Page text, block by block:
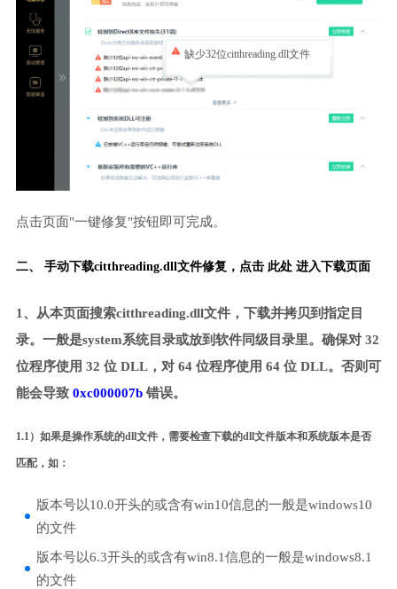
缺少32位citthreading.dll文件
点击页面"一键修复"按钮即可完成。
二、 手动下载citthreading.dll文件修复， 点击 此处 进入下载页面
1、从本页面搜索citthreading.dll文件，下载并拷贝到指定目
录。一般是system系统目录或放到软件同级目录里。确保对 32
位程序使用 32 位 DLL，对 64 位程序使用 64 位 DLL。否则可
能会导致 0xc000007b错误。
1.1）如果是操作系统的dll文件，需要检查下载的dll文件版本和系统版本是否
匹配，如：
版本号以10.0开头的或含有win10信息的一般是windows10
的文件
版本号以6.3开头的或含有win8.1信息的一般是windows8.1
的文件